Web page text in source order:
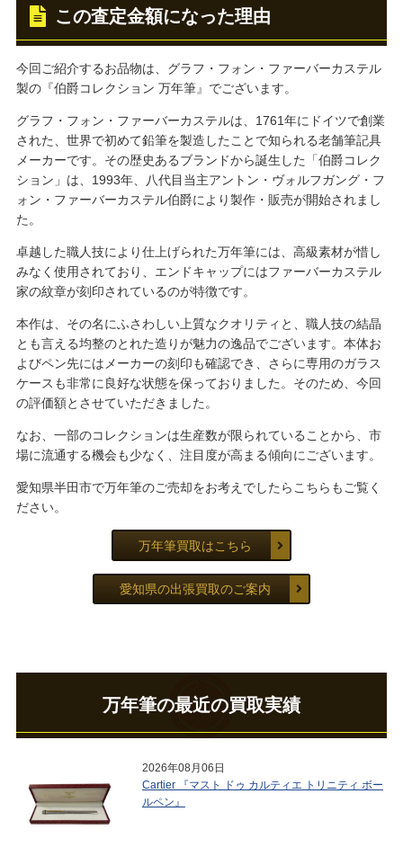
この査定金額になった理由
今回ご紹介するお品物は、グラフ・フォン・ファーバーカステル
製の『伯爵コレクション 万年筆』でございます。
グラフ・フォン・ファーバーカステルは、1761年にドイツで創業
された、世界で初めて鉛筆を製造したことで知られる老舗筆記具
メーカーです。その歴史あるブランドから誕生した「伯爵コレク
ション」は、1993年、八代目当主アントン・ヴォルフガング・フ
ォン・ファーバーカステル伯爵により製作・販売が開始されまし
た。
卓越した職人技により仕上げられた万年筆には、高級素材が惜し
みなく使用されており、エンドキャップにはファーバーカステル
家の紋章が刻印されているのが特徴です。
本作は、その名にふさわしい上質なクオリティと、職人技の結晶
とも言える均整のとれた造りが魅力の逸品でございます。本体お
よびペン先にはメーカーの刻印も確認でき、さらに専用のガラス
ケースも非常に良好な状態を保っておりました。そのため、今回
の評価額とさせていただきました。
なお、一部のコレクションは生産数が限られていることから、市
場に流通する機会も少なく、注目度が高まる傾向にございます。
愛知県半田市で万年筆のご売却をお考えでしたらこちらもご覧く
ださい。
万年筆買取はこちら
愛知県の出張買取のご案内
万年筆の最近の買取実績
2026年08月06日
Cartier 『マスト ドゥ カルティエ トリニティ ボー
ルペン』